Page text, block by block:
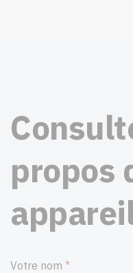
propos
Votre nom *